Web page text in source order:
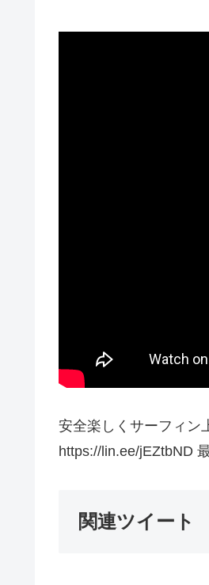
安全楽しくサーフィ
https://lin.ee/jEZtbND
関連ツイート